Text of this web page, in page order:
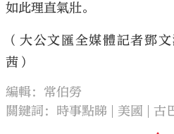
如此理直氣壯。
（大公文匯全媒體記者鄧
茜）
編輯：常伯勞
關鍵詞： 時事點睇 美國 古